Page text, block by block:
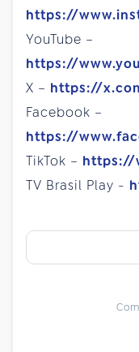
https://
YouTube –
https://
X – https://
Facebook –
https://
TikTok – https://
TV Brasil Play -